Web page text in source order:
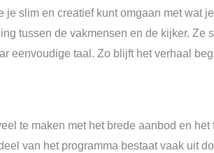
je slim en creatief kunt omgaan met wat
tussen de vakmensen en de kijker. Ze
eenvoudige taal. Zo blijft het verhaal
te maken met het brede aanbod en het
van het programma bestaat vaak uit